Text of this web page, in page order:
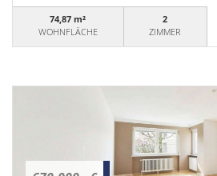
74,87 m²
WOHNFLÄCHE
2
ZIMMER